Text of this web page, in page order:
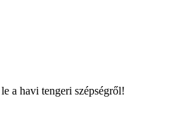
a havi tengeri szépségről!